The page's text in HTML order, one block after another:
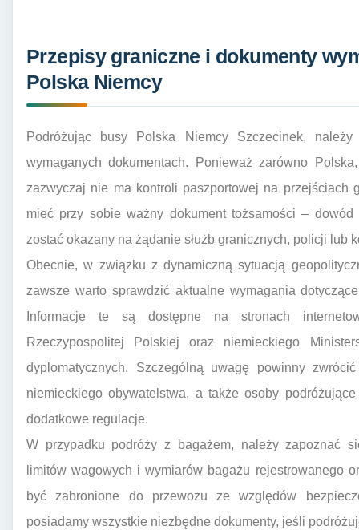
Przepisy graniczne i dokumenty
Polska Niemcy
Podróżując busy Polska Niemcy Szczecinek,
wymaganych dokumentach. Ponieważ zarówno
zazwyczaj nie ma kontroli paszportowej na przejściach
mieć przy sobie ważny dokument tożsamości –
zostać okazany na żądanie służb granicznych, policji lub
Obecnie, w związku z dynamiczną sytuacją
zawsze warto sprawdzić aktualne wymagania
Informacje te są dostępne na stronach
Rzeczypospolitej Polskiej oraz niemieckiego
dyplomatycznych. Szczególną uwagę powinny
niemieckiego obywatelstwa, a także osoby
dodatkowe regulacje.
W przypadku podróży z bagażem, należy zapoznać
limitów wagowych i wymiarów bagażu rejestrowanego
być zabronione do przewozu ze względów
posiadamy wszystkie niezbędne dokumenty, jeśli